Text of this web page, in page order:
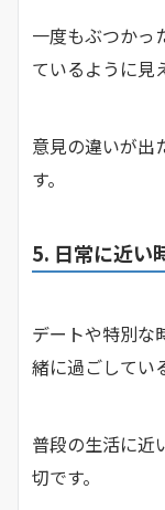
一度もぶつかっ
ているように見
意見の違いが出
す。
5. 日常に近い
デートや特別な
緒に過ごしてい
普段の生活に近
切です。